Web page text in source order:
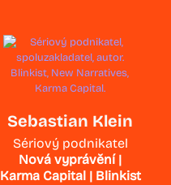
Sebastian Klein
Sériový podnikatel
Nová vyprávění |
Karma Capital | Blinkist